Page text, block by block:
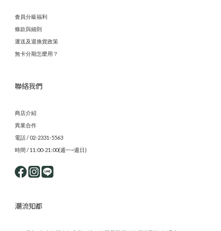
會員分級福利
條款與細則
運送及退換貨政策
無卡分期怎麼用？
聯絡我們
商店介紹
異業合作
電話 / 02-2331-5563
時間 / 11:00-21:00(週一~週日)
潮流知都